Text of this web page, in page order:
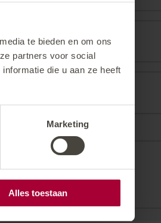
te bieden en om ons
partners voor social
die u aan ze heeft
Marketing
Alles toestaan